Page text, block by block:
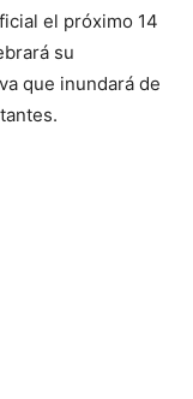
el próximo 14
su
que inundará de